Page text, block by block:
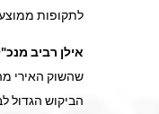
לתקופות ממוצעות של
אילן רביב
שהשוק האירי
הביקוש הגדול